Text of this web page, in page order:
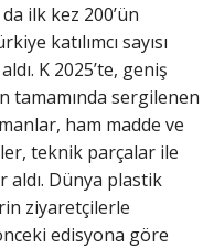
da ilk kez 200’ün
katılımcı sayısı
K 2025’te, geniş
tamamında sergilenen
ham madde ve
teknik parçalar ile
Dünya plastik
ziyaretçilerle
edisyona göre